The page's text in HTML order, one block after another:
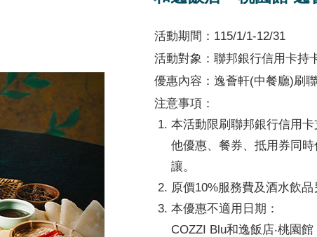
活動期間：115/1/1-12/31
活動對象：聯邦銀行信用卡持
優惠內容：逸薈軒(中餐廳)刷
注意事項：
本活動限刷聯邦銀行信用
他優惠、餐券、抵用券同
讓。
原價10%服務費及酒水飲品
本優惠不適用日期：
COZZI Blu和逸飯店‧桃園